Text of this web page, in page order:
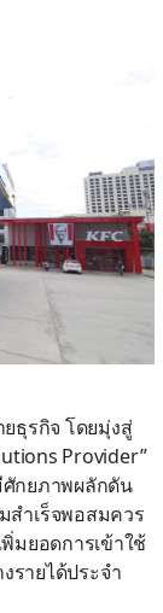
ธุรกิจ โดยมุ่งสู่
Provider”
ศักยภาพผลักดัน
สำเร็จพอสมควร
พิ่มยอดการเข้าใช้
รายได้ประจำ